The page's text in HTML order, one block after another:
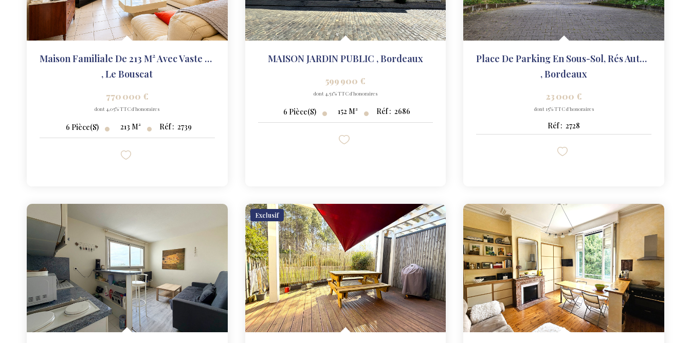
Maison Familiale De 213 M² Avec Vaste Terrasse / Jardin,...
,Le Bouscat
770 000 €
dont 4,05% TTC d'honoraires
6 Pièce(s) 213 M² Réf : 2739
MAISON JARDIN PUBLIC ,Bordeaux
599 900 €
dont 4,51% TTC d'honoraires
6 Pièce(s) 152 M² Réf : 2686
Place De Parking En Sous-Sol, Rés Autre Quai
,Bordeaux
23 000 €
dont 15% TTC d'honoraires
Réf : 2728
Exclusif